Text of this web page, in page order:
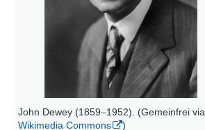
John Dewey (1859–1952). (Gemeinfrei via
Wikimedia Commons
)